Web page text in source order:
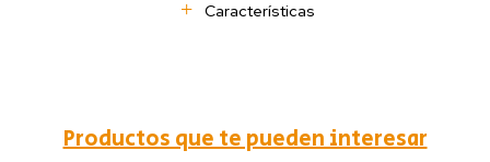
Características
Productos que te pueden interesar